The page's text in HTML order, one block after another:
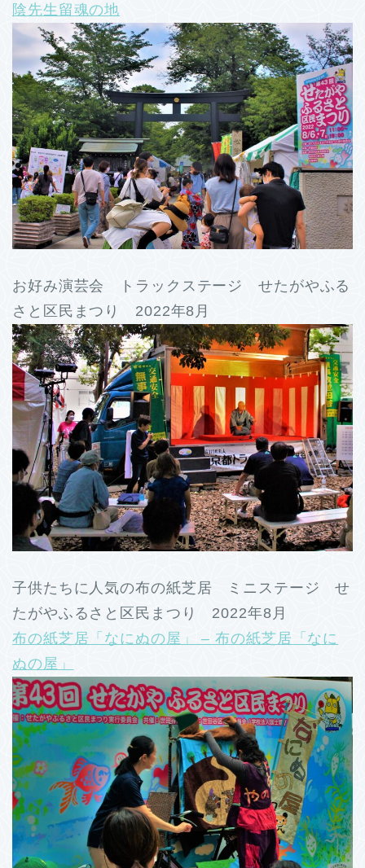
陰先生留魂の地
お好み演芸会 トラックステージ せたがやふる
さと区民まつり 2022年8月
子供たちに人気の布の紙芝居 ミニステージ せ
たがやふるさと区民まつり 2022年8月
布の紙芝居「なにぬの屋」 – 布の紙芝居「なに
ぬの屋」